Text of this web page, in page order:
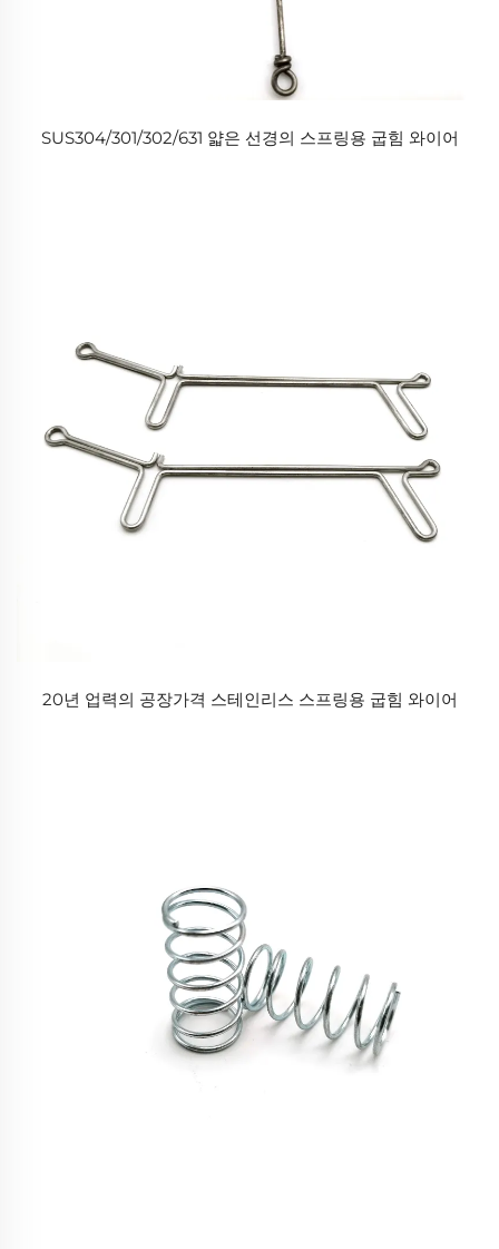
SUS304/301/302/631 얇은 선경의 스프링용 굽힘 와이어
20년 업력의 공장가격 스테인리스 스프링용 굽힘 와이어